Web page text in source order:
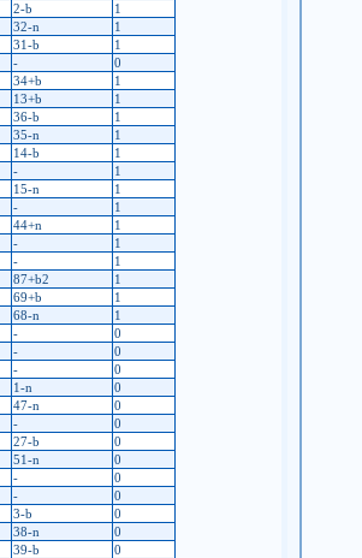
2-b
1
32-n
1
31-b
1
-
0
34+b
1
13+b
1
36-b
1
35-n
1
14-b
1
-
1
15-n
1
-
1
44+n
1
-
1
-
1
87+b2
1
69+b
1
68-n
1
-
0
-
0
-
0
1-n
0
47-n
0
-
0
27-b
0
51-n
0
-
0
-
0
3-b
0
38-n
0
39-b
0